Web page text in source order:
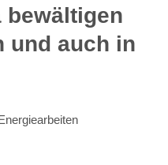
bewältigen
und auch in